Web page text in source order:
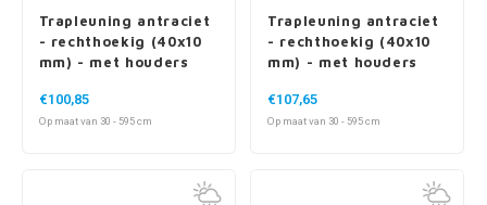
Trapleuning antraciet
- rechthoekig (40x10
mm) - met houders
€100,85
Op maat van 30 - 595 cm
Trapleuning antraciet
- rechthoekig (40x10
mm) - met houders
€107,65
Op maat van 30 - 595 cm